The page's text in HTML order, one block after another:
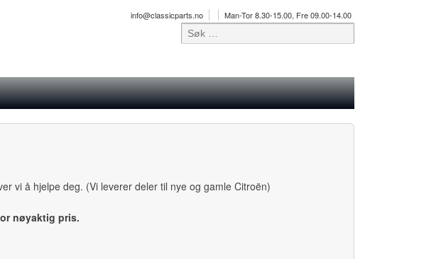
info@classicparts.no Man-Tor 8.30-15.00, Fre 09.00-14.00
vi å hjelpe deg. (Vi leverer deler til nye og gamle Citroën)
nøyaktig pris.